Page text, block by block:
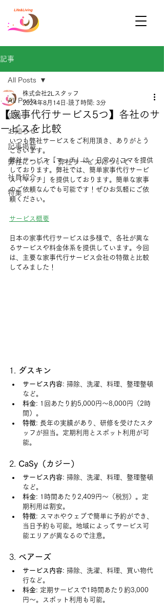
記事
All Posts
広告
お知らせ
記事掲載
弊社について・弊社サービスについて
社員紹介
特集
All Posts
【家事代行サービス5つ】各社のサ
ービスを比較
株式会社2Lスタッフ
2024年8月14日 読了時間: 3分
いつも弊社サービスをご利用頂き、ありがとう
ございます。
弊社サービス「マッチ」は、日常の1コマを提供
しております。弊社では、簡単家事代行サービ
ス「マッチ」を提供しております。簡単な家事
のご依頼なんでも可能です！ぜひお気軽にご依
頼ください。
サービス概要
日本の家事代行サービスは多様で、各社が異な
るサービスや料金体系を提供しています。今回
は、 主要な家事代行サービス会社の特徴と比較
してみました！
1. ダスキン
サービス内容: 掃除、洗濯、料理、整理整頓
など。
料金: 1回あたり約5,000円～8,000円（2時
間）。
特徴: 長年の実績があり、研修を受けたスタ
ッフが担当。定期利用とスポット利用が可
能。
2. CaSy（カジー）
サービス内容: 掃除、洗濯、料理、整理整頓
など。
料金: 1時間あたり2,409円～（税別）。定
期利用は割安。
特徴: スマホやウェブで簡単に予約ができ、
当日予約も可能。地域によってサービス可
能エリアが異なるので注意。
3. ベアーズ
サービス内容: 掃除、洗濯、料理、買い物代
行など。
料金: 定期サービスで1時間あたり約3,000
円～。スポット利用も可能。